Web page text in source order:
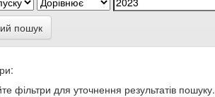
пошук
фільтри для уточнення результатів пошуку.